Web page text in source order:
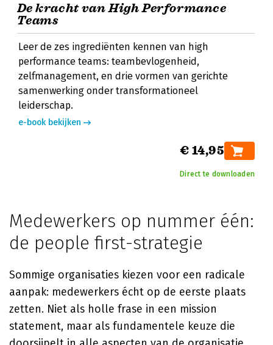
De kracht van High Performance
Teams
Leer de zes ingrediënten kennen van high
performance teams: teambevlogenheid,
zelfmanagement, en drie vormen van gerichte
samenwerking onder transformationeel
leiderschap.
e-book bekijken
€ 14,95
Direct te downloaden
Medewerkers op nummer één:
de people first-strategie
Sommige organisaties kiezen voor een radicale
aanpak: medewerkers écht op de eerste plaats
zetten. Niet als holle frase in een mission
statement, maar als fundamentele keuze die